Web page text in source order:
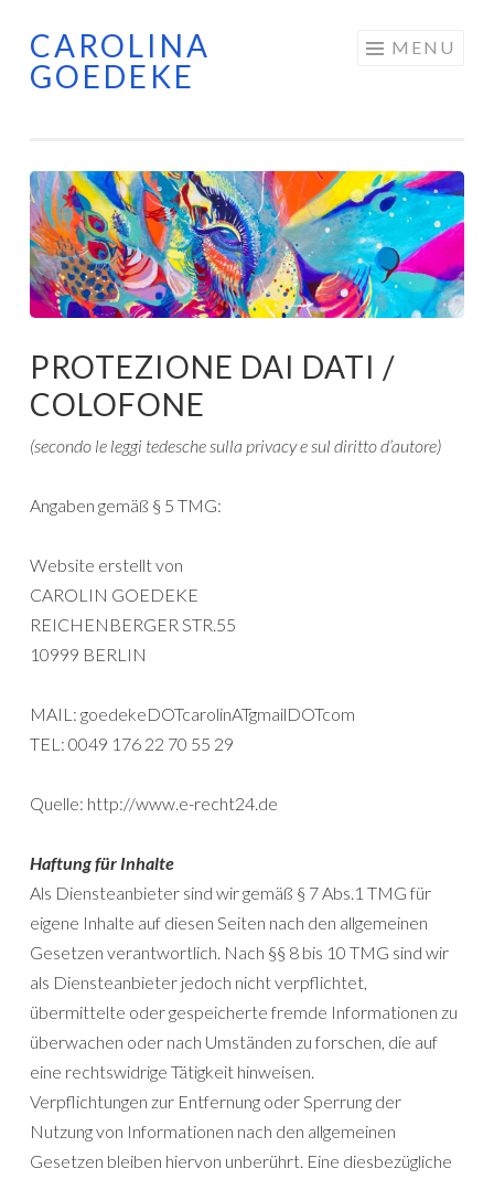
Skip
to
CAROLINA
GOEDEKE
MENU
PROTEZIONE DAI DATI /
COLOFONE
(secondo le leggi tedesche sulla privacy e sul diritto d’autore)
Angaben gemäß § 5 TMG:
Website erstellt von
CAROLIN GOEDEKE
REICHENBERGER STR.55
10999 BERLIN
MAIL: goedekeDOTcarolinATgmailDOTcom
TEL: 0049 176 22 70 55 29
Quelle: http://www.e-recht24.de
Haftung für Inhalte
Als Diensteanbieter sind wir gemäß § 7 Abs.1 TMG für
eigene Inhalte auf diesen Seiten nach den allgemeinen
Gesetzen verantwortlich. Nach §§ 8 bis 10 TMG sind wir
als Diensteanbieter jedoch nicht verpflichtet,
übermittelte oder gespeicherte fremde Informationen zu
überwachen oder nach Umständen zu forschen, die auf
eine rechtswidrige Tätigkeit hinweisen.
Verpflichtungen zur Entfernung oder Sperrung der
Nutzung von Informationen nach den allgemeinen
Gesetzen bleiben hiervon unberührt. Eine diesbezügliche